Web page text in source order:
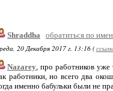
Shraddha
обратиться по
20 Декабря 2017 г. 13:16 (
Nazarey, про работников
работники, но всего два
именно бабульки были не